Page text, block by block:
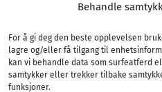
Behandle
For å gi deg den beste opplevelsen
lagre og/eller få tilgang til
kan vi behandle data som surfeatferd
samtykker eller trekker tilbake
funksjoner.
nordicbridalmedia
©